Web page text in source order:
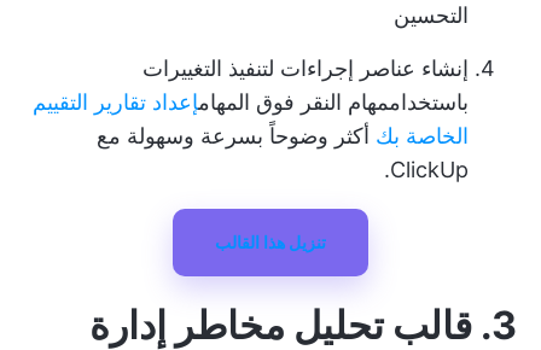
التحسين
إنشاء عناصر إجراءات لتنفيذ التغييرات
باستخداممهام النقر فوق المهامإعداد تقارير التقييم
الخاصة بك أكثر وضوحاً بسرعة وسهولة مع
ClickUp.
تنزيل هذا القالب
3. قالب تحليل مخاطر إدارة